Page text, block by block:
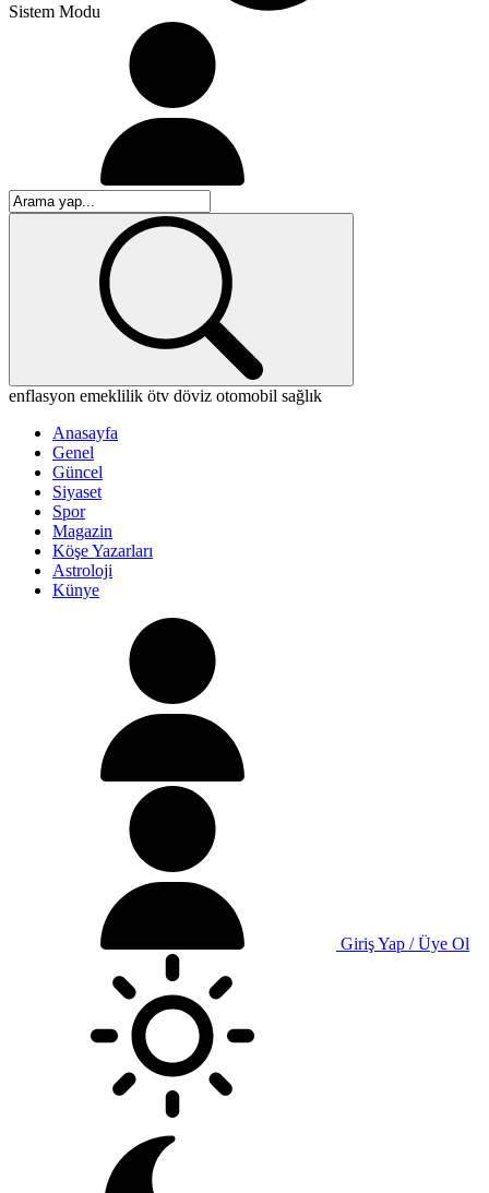
Sistem Modu
enflasyon emeklilik ötv döviz otomobil sağlık
Anasayfa
Genel
Güncel
Siyaset
Spor
Magazin
Köşe Yazarları
Astroloji
Künye
Giriş Yap / Üye Ol